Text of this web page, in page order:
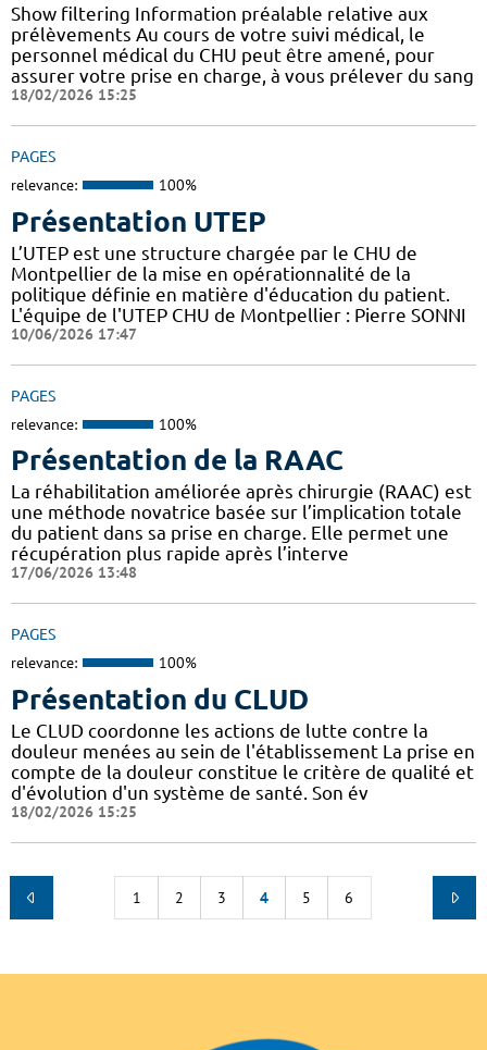
Show filtering Information préalable relative aux
prélèvements Au cours de votre suivi médical, le
personnel médical du CHU peut être amené, pour
assurer votre prise en charge, à vous prélever du sang
18/02/2026 15:25
PAGES
relevance: 100%
Présentation UTEP
L’UTEP est une structure chargée par le CHU de
Montpellier de la mise en opérationnalité de la
politique définie en matière d'éducation du patient.
L'équipe de l'UTEP CHU de Montpellier : Pierre SONNI
10/06/2026 17:47
PAGES
relevance: 100%
Présentation de la RAAC
La réhabilitation améliorée après chirurgie (RAAC) est
une méthode novatrice basée sur l’implication totale
du patient dans sa prise en charge. Elle permet une
récupération plus rapide après l’interve
17/06/2026 13:48
PAGES
relevance: 100%
Présentation du CLUD
Le CLUD coordonne les actions de lutte contre la
douleur menées au sein de l'établissement La prise en
compte de la douleur constitue le critère de qualité et
d'évolution d'un système de santé. Son év
18/02/2026 15:25
1 2 3 4 5 6